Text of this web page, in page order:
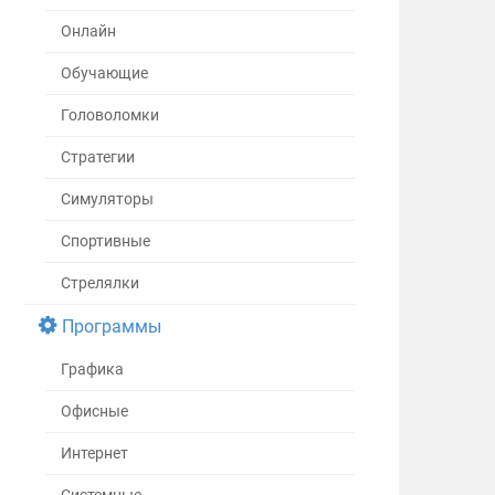
Онлайн
Обучающие
Головоломки
Стратегии
Симуляторы
Спортивные
Стрелялки
Программы
Графика
Офисные
Интернет